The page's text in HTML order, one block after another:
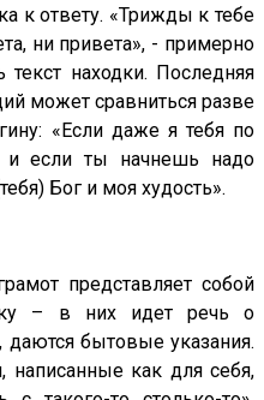
к ответу. «Трижды к тебе
ни привета», - примерно
находки. Последняя
может сравниться разве
«Если даже я тебя по
и если ты начнешь надо
Бог и моя худость».
представляет собой
– в них идет речь о
даются бытовые указания.
написанные как для себя,